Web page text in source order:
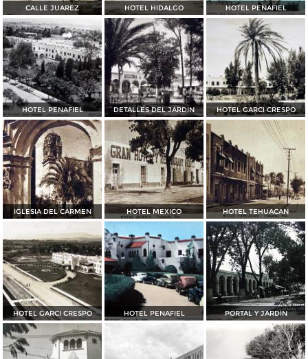
CALLE JUAREZ HOTEL HIDALGO HOTEL PENAFIEL
HOTEL PENAFIEL DETALLES DEL JARDIN HOTEL GARCI CRESPO
IGLESIA DEL CARMEN HOTEL MEXICO HOTEL TEHUACAN
HOTEL GARCI CRESPO HOTEL PENAFIEL PORTAL Y JARDIN